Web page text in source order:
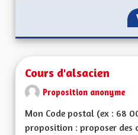
Cours d'alsacien
Proposition anonyme
Mon Code postal (ex : 68
proposition : proposer des